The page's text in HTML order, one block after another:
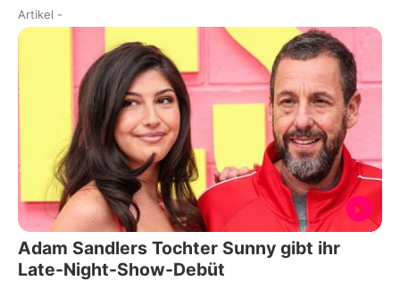
Artikel -
Adam Sandlers Tochter Sunny gibt ihr
Late-Night-Show-Debüt